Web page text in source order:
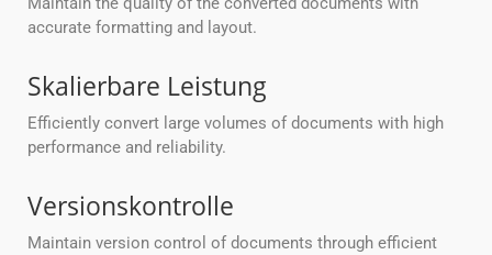
accurate formatting and layout.
Skalierbare Leistung
Efficiently convert large volumes of documents with high
performance and reliability.
Versionskontrolle
Maintain version control of documents through efficient